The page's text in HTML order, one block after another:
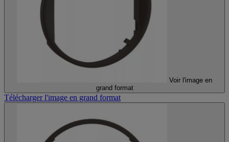
Voir l'image en
grand format
Télécharger l'image en grand format